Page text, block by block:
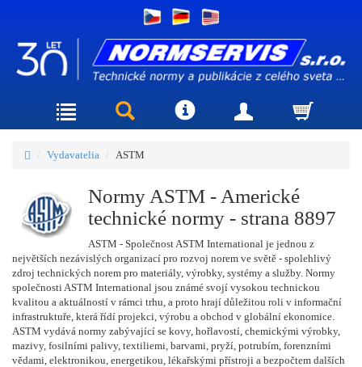
Vydavatelia ASTM
Normy ASTM - Americké
technické normy - strana 8897
ASTM - Společnost ASTM International je jednou z
největších nezávislých organizací pro rozvoj norem ve světě - spolehlivý
zdroj technických norem pro materiály, výrobky, systémy a služby. Normy
společnosti ASTM International jsou známé svojí vysokou technickou
kvalitou a aktuálností v rámci trhu, a proto hrají důležitou roli v informační
infrastruktuře, která řídí projekci, výrobu a obchod v globální ekonomice.
ASTM vydává normy zabývající se kovy, hořlavostí, chemickými výrobky,
mazivy, fosilními palivy, textiliemi, barvami, pryží, potrubím, forenzními
vědami, elektronikou, energetikou, lékařskými přístroji a bezpočtem dalších